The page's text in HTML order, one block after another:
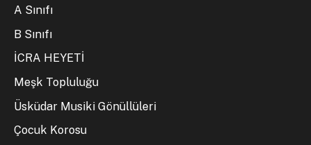
A Sınıfı
B Sınıfı
İCRA HEYETİ
Meşk Topluluğu
Üsküdar Musiki Gönüllüleri
Çocuk Korosu